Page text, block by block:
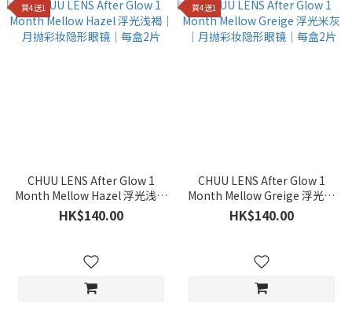
買4送1
CHUU LENS After Glow 1
Month Mellow Hazel 浮光浅褐
｜月抛彩妆隐形眼镜｜每盒2片
HK$140.00
買4送1
CHUU LENS After Glow 1
Month Mellow Greige 浮光米
灰｜月抛彩妆隐形眼镜｜每盒2
片
HK$140.00